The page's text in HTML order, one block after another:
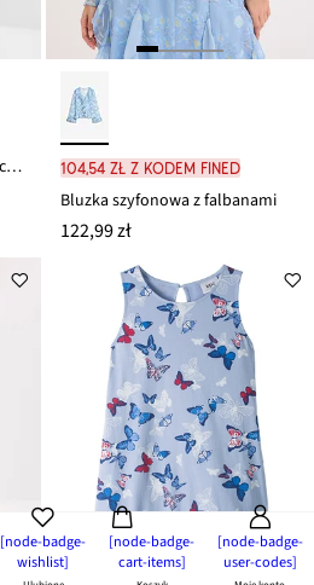
[node-badge-
wishlist]
[node-badge-
cart-items]
[node-badge-
user-codes]
Sukienka midi z gładkiego lyocellu 104,54 zł z kodem FINED
Bluzka szyfonowa z falbanami
122,99 zł